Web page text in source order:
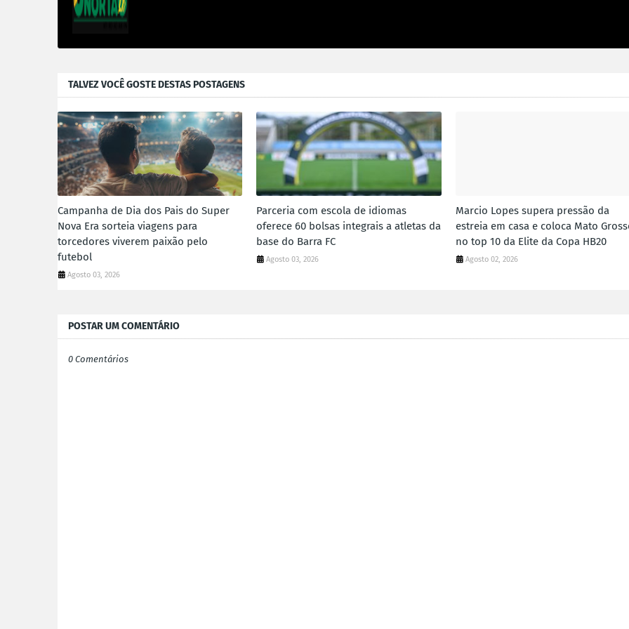
TALVEZ VOCÊ GOSTE DESTAS POSTAGENS
Campanha de Dia dos Pais do Super
Nova Era sorteia viagens para
torcedores viverem paixão pelo
futebol
Agosto 03, 2026
Parceria com escola de idiomas
oferece 60 bolsas integrais a atletas da
base do Barra FC
Agosto 03, 2026
Marcio Lopes supera pressão da
estreia em casa e coloca Mato
no top 10 da Elite da Copa HB20
Agosto 02, 2026
POSTAR UM COMENTÁRIO
0 Comentários